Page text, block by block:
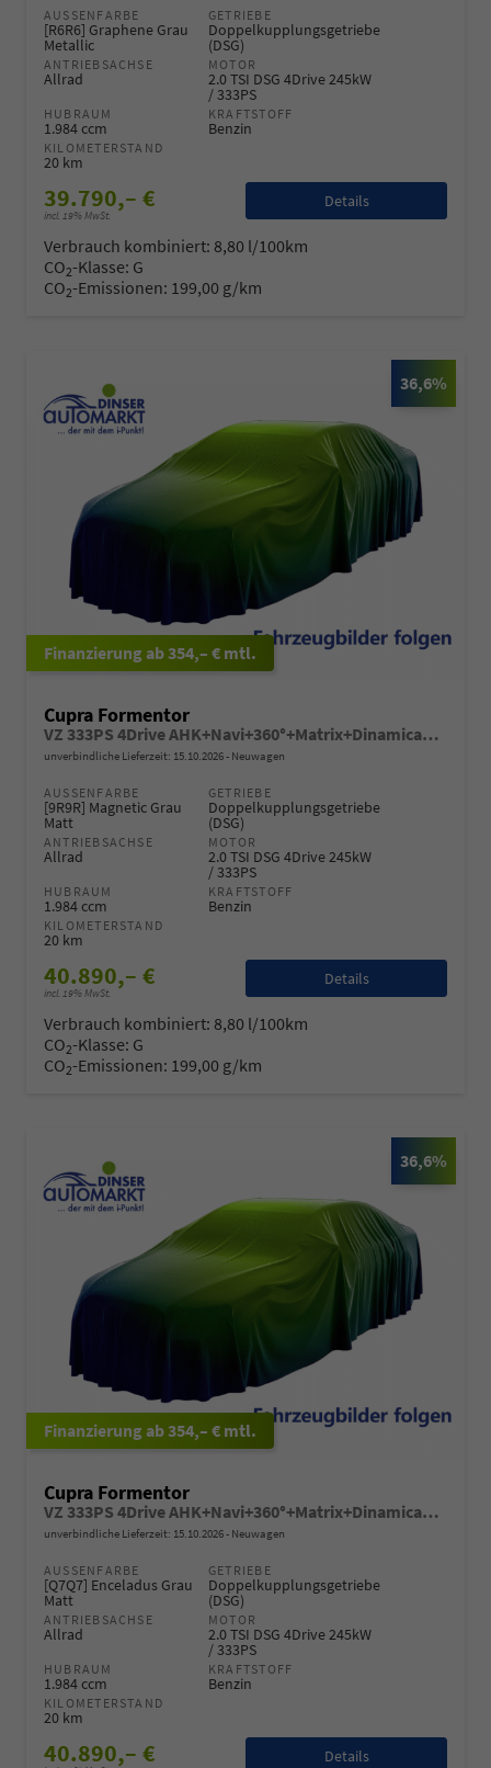
AUSSENFARBE
[R6R6] Graphene Grau
Metallic
GETRIEBE
Doppelkupplungsgetriebe
(DSG)
ANTRIEBSACHSE
Allrad
MOTOR
2.0 TSI DSG 4Drive 245kW
/ 333PS
HUBRAUM
1.984 ccm
KRAFTSTOFF
Benzin
KILOMETERSTAND
20 km
39.790,– €
incl. 19% MwSt.
Details
Verbrauch kombiniert: 8,80 l/100km
CO2-Klasse: G
CO2-Emissionen: 199,00 g/km
36,6%
ab 354,– € mtl.
Cupra Formentor
VZ 333PS 4Drive AHK+Navi+360°+Matrix+Dinamica+GV5+Parklenk+Alarm+Keyless
unverbindliche Lieferzeit: 15.10.2026 Neuwagen
AUSSENFARBE
[9R9R] Magnetic Grau
Matt
GETRIEBE
Doppelkupplungsgetriebe
(DSG)
ANTRIEBSACHSE
Allrad
MOTOR
2.0 TSI DSG 4Drive 245kW
/ 333PS
HUBRAUM
1.984 ccm
KRAFTSTOFF
Benzin
KILOMETERSTAND
20 km
40.890,– €
incl. 19% MwSt.
Details
Verbrauch kombiniert: 8,80 l/100km
CO2-Klasse: G
CO2-Emissionen: 199,00 g/km
36,6%
ab 354,– € mtl.
Cupra Formentor
VZ 333PS 4Drive AHK+Navi+360°+Matrix+Dinamica+GV5+Parklenk+Alarm+Keyless
unverbindliche Lieferzeit: 15.10.2026 Neuwagen
AUSSENFARBE
[Q7Q7] Enceladus Grau
Matt
GETRIEBE
Doppelkupplungsgetriebe
(DSG)
ANTRIEBSACHSE
Allrad
MOTOR
2.0 TSI DSG 4Drive 245kW
/ 333PS
HUBRAUM
1.984 ccm
KRAFTSTOFF
Benzin
KILOMETERSTAND
20 km
40.890,– € Details